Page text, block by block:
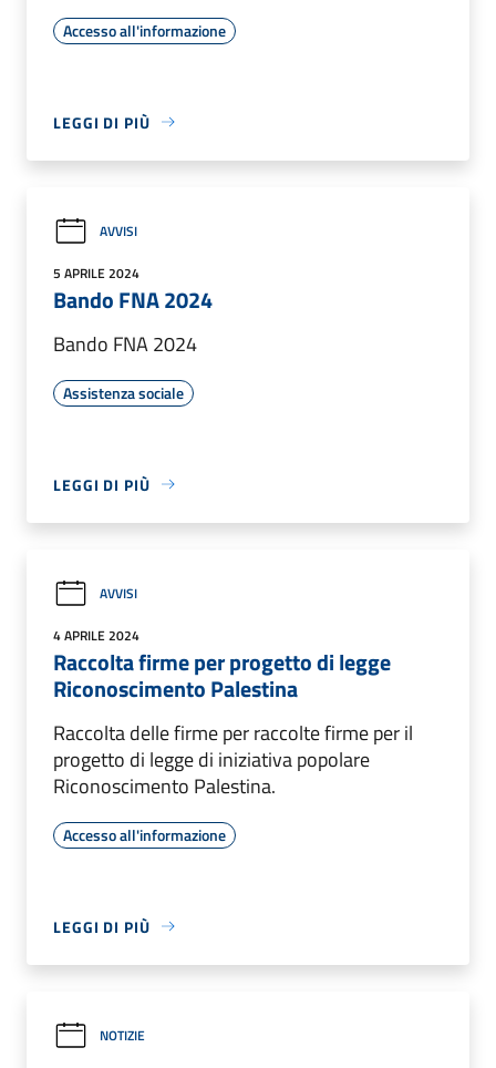
Accesso all'informazione
LEGGI DI PIÙ
AVVISI
5 APRILE 2024
Bando FNA 2024
Bando FNA 2024
Assistenza sociale
LEGGI DI PIÙ
AVVISI
4 APRILE 2024
Raccolta firme per progetto di legge
Riconoscimento Palestina
Raccolta delle firme per raccolte firme per il
progetto di legge di iniziativa popolare
Riconoscimento Palestina.
Accesso all'informazione
LEGGI DI PIÙ
NOTIZIE